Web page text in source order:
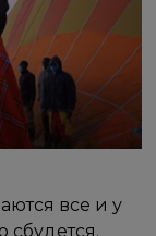
все и у
сбудется.